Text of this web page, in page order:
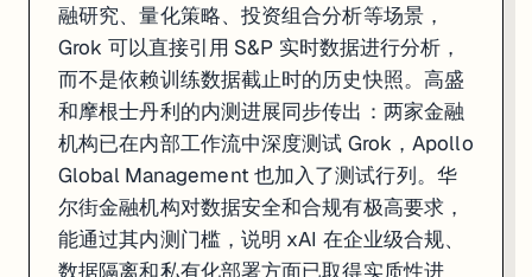
融研究、量化策略、投资组合分析等场景，
Grok 可以直接引用 S&P 实时数据进行分析，
而不是依赖训练数据截止时的历史快照。高盛
和摩根士丹利的内测进展同步传出：两家金融
机构已在内部工作流中深度测试 Grok，Apollo
Global Management 也加入了测试行列。华
尔街金融机构对数据安全和合规有极高要求，
能通过其内测门槛，说明 xAI 在企业级合规、
数据隔离和私有化部署方面已取得实质性进